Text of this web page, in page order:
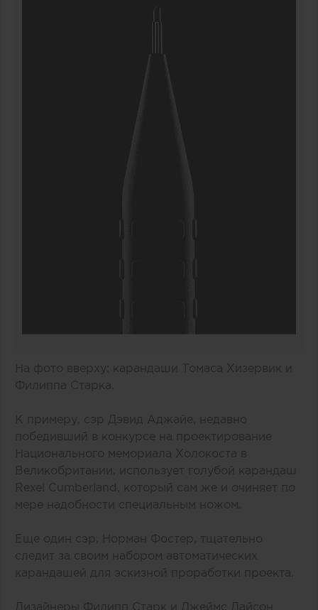
На фото вверху: карандаши Томаса Хизервик и
Филиппа Старка.
К примеру, сэр Дэвид Аджайе, недавно
победивший в конкурсе на проектирование
Национального мемориала Холокоста в
Великобритании, использует голубой карандаш
Rexel Cumberland, который сам же и очиняет по
мере надобности специальным ножом.
Еще один сэр, Норман Фостер, тщательно
следит за своим набором автоматических
карандашей для эскизной проработки проекта.
Дизайнеры Филипп Старк и Джеймс Дайсон